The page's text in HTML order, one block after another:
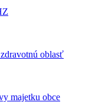
oblasť
majetku obce